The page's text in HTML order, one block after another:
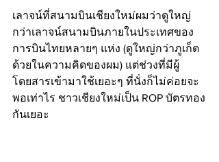
เลาจน์ที่สนามบินเชียงใหม่ผมว่าดูใหญ่
กว่าเลาจน์สนามบินภายในประเทศของ
การบินไทยหลายๆ แห่ง (ดูใหญ่กว่าภูเก็ต
ด้วยในความคิดของผม) แต่ช่วงที่มีผู้
โดยสารเข้ามาใช้เยอะๆ ที่นั่งก็ไม่ค่อยจะ
พอเท่าไร ชาวเชียงใหม่เป็น ROP บัตรทอง
กันเยอะ